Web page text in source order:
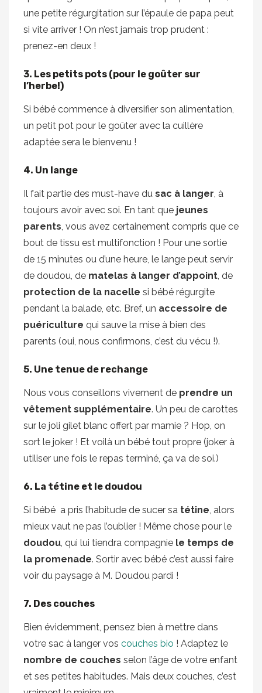
une petite régurgitation sur l’épaule de papa peut
si vite arriver ! On n’est jamais trop prudent :
prenez-en deux !
3. Les petits pots (pour le goûter sur
l’herbe!)
Si bébé commence à diversifier son alimentation,
un petit pot pour le goûter avec la cuillère
adaptée sera le bienvenu !
4. Un lange
Il fait partie des must-have du sac à langer, à
toujours avoir avec soi. En tant que jeunes
parents, vous avez certainement compris que ce
bout de tissu est multifonction ! Pour une sortie
de 15 minutes ou d’une heure, le lange peut servir
de doudou, de matelas à langer d’appoint, de
protection de la nacelle si bébé régurgite
pendant la balade, etc. Bref, un accessoire de
puériculture qui sauve la mise à bien des
parents (oui, nous confirmons, c’est du vécu !).
5. Une tenue de rechange
Nous vous conseillons vivement de prendre un
vêtement supplémentaire. Un peu de carottes
sur le joli gilet blanc offert par mamie ? Hop, on
sort le joker ! Et voilà un bébé tout propre (joker à
utiliser une fois le repas terminé, ça va de soi.)
6. La tétine et le doudou
Si bébé a pris l’habitude de sucer sa tétine, alors
mieux vaut ne pas l’oublier ! Même chose pour le
doudou, qui lui tiendra compagnie le temps de
la promenade. Sortir avec bébé c’est aussi faire
voir du paysage à M. Doudou pardi !
7. Des couches
Bien évidemment, pensez bien à mettre dans
votre sac à langer vos couches bio ! Adaptez le
nombre de couches selon l’âge de votre enfant
et ses petites habitudes. Mais deux couches, c’est